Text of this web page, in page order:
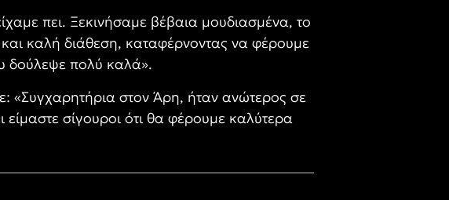
πει. Ξεκινήσαμε βέβαια μουδιασμένα, το
καλή διάθεση, καταφέρνοντας να φέρουμε
δούλεψε πολύ καλά».
«Συγχαρητήρια στον Άρη, ήταν ανώτερος σε
σίγουροι ότι θα φέρουμε καλύτερα